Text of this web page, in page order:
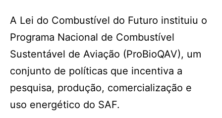
A Lei do Combustível do Futuro instituiu o
Programa Nacional de Combustível
Sustentável de Aviação (ProBioQAV), um
conjunto de políticas que incentiva a
pesquisa, produção, comercialização e
uso energético do SAF.